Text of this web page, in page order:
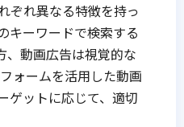
ぞれ異なる特徴を持っ
キーワードで検索する
、動画広告は視覚的な
ォームを活用した動画
ゲットに応じて、適切